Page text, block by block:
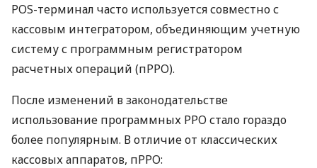
POS-терминал часто используется совместно с
кассовым интегратором, объединяющим учетную
систему с программным регистратором
расчетных операций (пРРО).
После изменений в законодательстве
использование программных РРО стало гораздо
более популярным. В отличие от классических
кассовых аппаратов, пРРО: